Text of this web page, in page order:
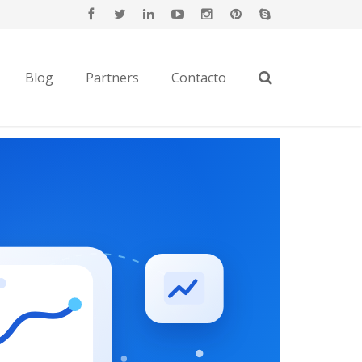
Blog Partners Contacto